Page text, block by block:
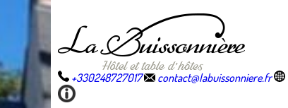
+330248727017 contact@labuissonniere.fr